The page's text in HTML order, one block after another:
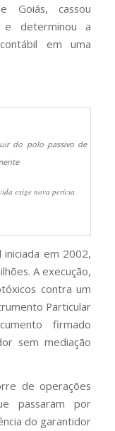
Goiás, cassou
e determinou a
em uma
exige nova perícia
em 2002,
A execução,
contra um
Particular
firmado
sem mediação
de operações
passaram por
do garantidor